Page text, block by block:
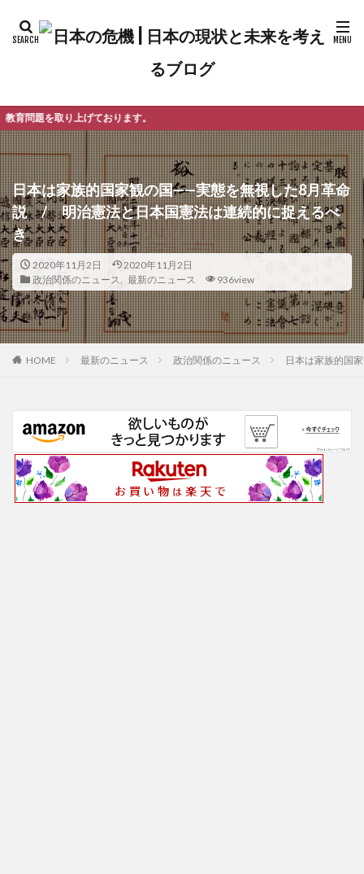
ます。
日本は家族的国家観の国——実態を無視した8月革命
説 / 明治憲法と日本国憲法は連続的に捉えるべ
き
2020年11月2日
2020年11月2日
政治関係のニュース
最新のニュース 936view
HOME 最新のニュース 政治関係のニュース 日本は家族的国